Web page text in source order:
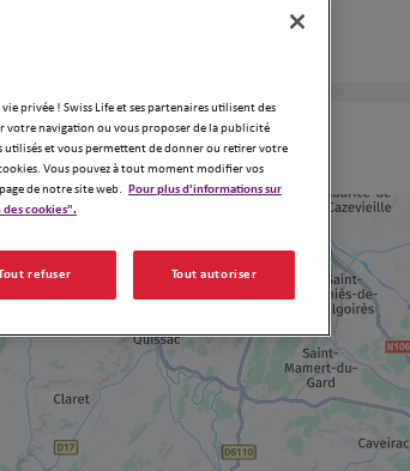
à Lunel
privée ! Swiss Life et ses partenaires utilisent des
votre navigation ou vous proposer de la publicité
et vous permettent de donner ou retirer votre
Vous pouvez à tout moment modifier vos
de notre site web.
Pour plus d'informations sur
des cookies".
refuser Tout autoriser